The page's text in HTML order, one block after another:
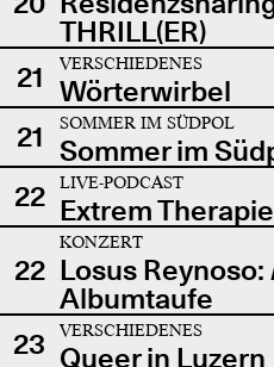
THRILL(ER)
21
VERSCHIEDENES
Wörterwirbel
21
SOMMER IM SÜDPOL
Sommer im
22
LIVE-PODCAST
Extrem Therapie
22
KONZERT
Losus Reynoso:
Albumtaufe
23
VERSCHIEDENES
Queer in Luzern